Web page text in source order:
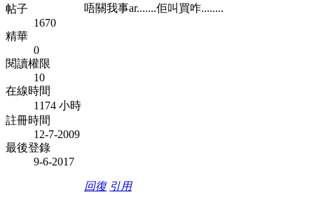
帖子
1670
精華
0
閱讀權限
10
在線時間
1174 小時
註冊時間
12-7-2009
最後登錄
9-6-2017
唔關我事ar.......佢叫買咋........
回復 引用